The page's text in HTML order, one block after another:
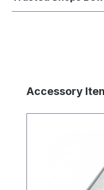
Produktgalerie
Accessory